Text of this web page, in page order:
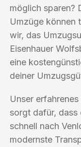
möglich sparen?
Umzüge können
wir, das
Eisenhauer
eine
deiner
Unser
sorgt dafür, dass
schnell nach
modernste